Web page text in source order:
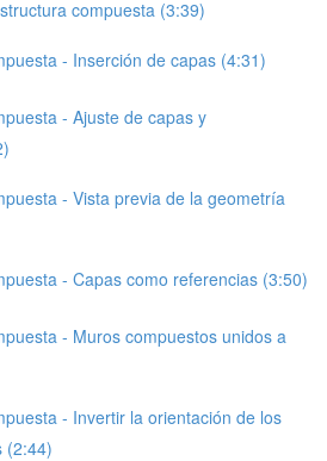
compuesta (3:39)
- Inserción de capas (4:31)
- Ajuste de capas y
- Vista previa de la geometría
- Capas como referencias (3:50)
- Muros compuestos unidos a
- Invertir la orientación de los
(2:44)